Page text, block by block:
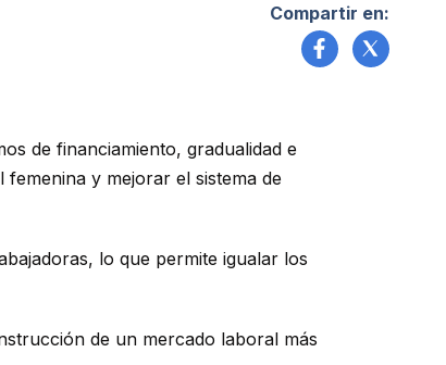
Compartir en:
de financiamiento, gradualidad e
y mejorar el sistema de
lo que permite igualar los
de un mercado laboral más